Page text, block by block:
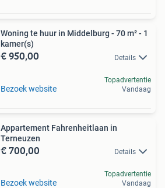
Woning te huur in Middelburg - 70 m² - 1
kamer(s)
€ 950,00 Details
Bezoek website
Topadvertentie
Vandaag
Appartement Fahrenheitlaan in
Terneuzen
€ 700,00 Details
Bezoek website
Topadvertentie
Vandaag